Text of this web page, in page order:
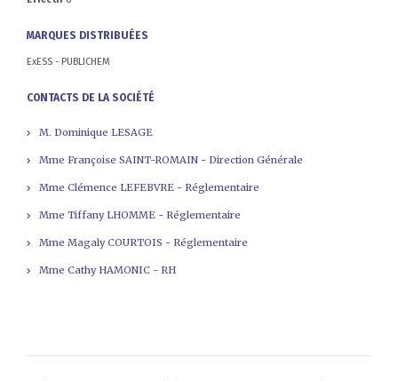
MARQUES DISTRIBUÉES
ExESS - PUBLICHEM
CONTACTS DE LA SOCIÉTÉ
M. Dominique LESAGE
Mme Françoise SAINT-ROMAIN - Direction Générale
Mme Clémence LEFEBVRE - Réglementaire
Mme Tiffany LHOMME - Réglementaire
Mme Magaly COURTOIS - Réglementaire
Mme Cathy HAMONIC - RH